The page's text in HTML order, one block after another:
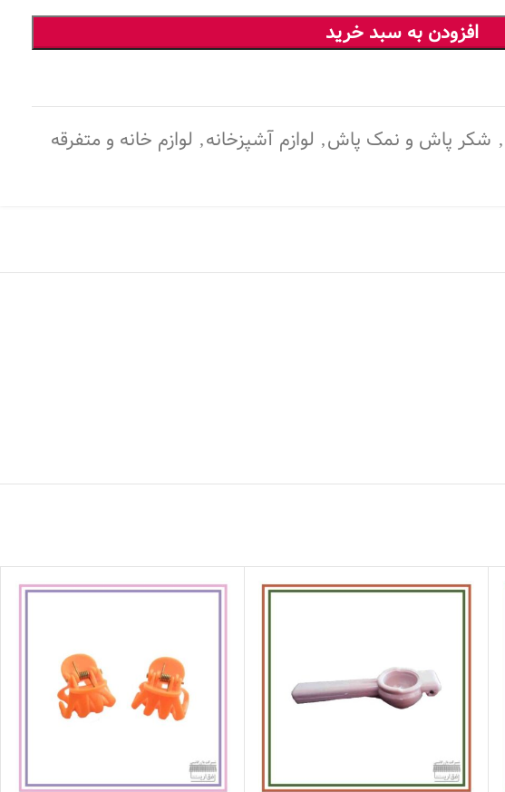
افزودن به سبد خرید
, شکر پاش و نمک پاش, لوازم آشپزخانه, لوازم خانه و متفرقه